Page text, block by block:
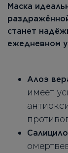
Маска
станет
ежедневном
Алоэ
имеет